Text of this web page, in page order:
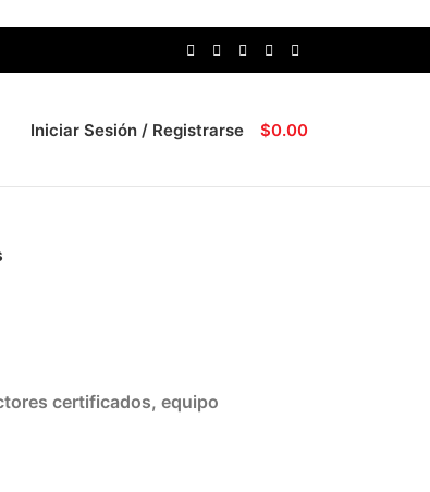
Iniciar Sesión / Registrarse $0.00
certificados, equipo